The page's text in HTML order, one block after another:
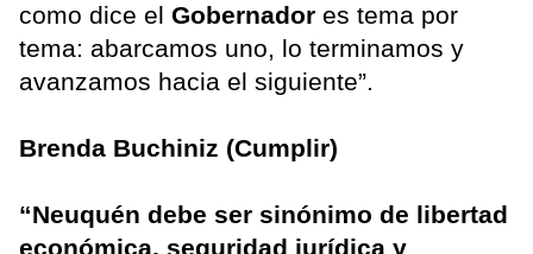
como dice el Gobernador es tema por
tema: abarcamos uno, lo terminamos y
avanzamos hacia el siguiente”.
Brenda Buchiniz (Cumplir)
“Neuquén debe ser sinónimo de libertad
económica, seguridad jurídica y